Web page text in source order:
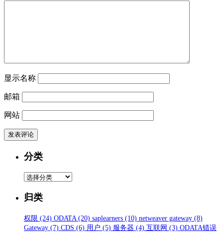
显示名称
邮箱
网站
分类
分
归类
权限 (24) ODATA (20) saplearners (10) netweaver gateway (8)
Gateway (7) CDS (6) 用户 (5) 服务器 (4) 互联网 (3) ODATA错误